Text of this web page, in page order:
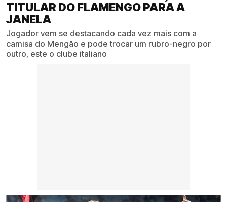
TITULAR DO FLAMENGO PARA A
JANELA
Jogador vem se destacando cada vez mais com a
camisa do Mengão e pode trocar um rubro-negro por
outro, este o clube italiano